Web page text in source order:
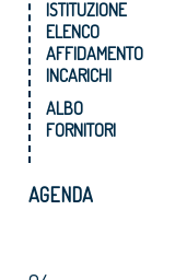
ISTITUZIONE
ELENCO
AFFIDAMENTO
INCARICHI
ALBO
FORNITORI
AGENDA